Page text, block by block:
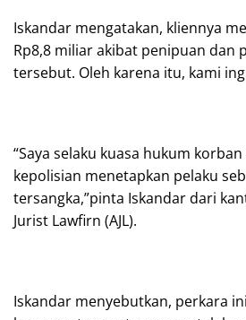
Iskandar mengatakan, kliennya
Rp8,8 miliar akibat penipuan dan
tersebut. Oleh karena itu, kami
“Saya selaku kuasa hukum
kepolisian menetapkan pelaku
tersangka,”pinta Iskandar dari
Jurist Lawfirn (AJL).
Iskandar menyebutkan, perkara